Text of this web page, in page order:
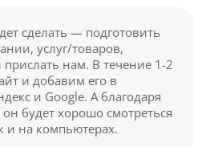
сделать — подготовить
услуг/товаров,
прислать нам. В течение 1-2
и добавим его в
и Google. А благодаря
будет хорошо смотреться
и на компьютерах.